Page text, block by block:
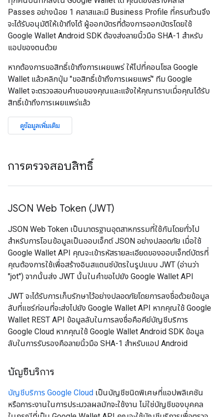
Passes อย่างน้อย 1 คลาสและมี Business Profile ที่ครบถ้วนจึง
จะได้รับอนุมัติให้เข้าถึงได้ ผู้ออกบัตรที่ต้องการออกบัตรโดยใช้
Google Wallet Android SDK ต้องส่งลายนิ้วมือ SHA-1 สำหรับ
แอปของตนด้วย
หากต้องการขอสิทธิ์เข้าถึงการเผยแพร่ ให้ไปที่คอนโซล Google
Wallet แล้วคลิกปุ่ม "ขอสิทธิ์เข้าถึงการเผยแพร่" ทีม Google
Wallet จะตรวจสอบคำขอของคุณและแจ้งให้คุณทราบเมื่อคุณได้รับ
สิทธิ์เข้าถึงการเผยแพร่แล้ว
ดูข้อมูลเพิ่มเติม
การตรวจสอบสิทธิ์
JSON Web Token (JWT)
JSON Web Token เป็นมาตรฐานอุตสาหกรรมที่ใช้กันโดยทั่วไป
สำหรับการโอนข้อมูลเป็นออบเจ็กต์ JSON อย่างปลอดภัย เมื่อใช้
Google Wallet API คุณจะเข้ารหัสรายละเอียดของออบเจ็กต์บัตรที่
คุณต้องการใช้เพื่อสร้างอินสแตนซ์บัตรในรูปแบบ JWT (อ่านว่า
"jot") จากนั้นส่ง JWT นั้นในคำขอไปยัง Google Wallet API
JWT จะได้รับการเก็บรักษาไว้อย่างปลอดภัยโดยการลงชื่อด้วยข้อมูล
ลับที่แชร์ก่อนที่จะส่งไปยัง Google Wallet API หากคุณใช้ Google
Wallet REST API ข้อมูลลับในการลงชื่อคือคีย์บัญชีบริการ
Google Cloud หากคุณใช้ Google Wallet Android SDK ข้อมูล
ลับในการรับรองคือลายนิ้วมือ SHA-1 สำหรับแอป Android
บัญชีบริการ
บัญชีบริการ Google Cloud เป็นบัญชีชนิดพิเศษที่แอปพลิเคชัน
หรือภาระงานในการประมวลผลมักจะใช้งาน ไม่ใช่บัญชีของบุคคล